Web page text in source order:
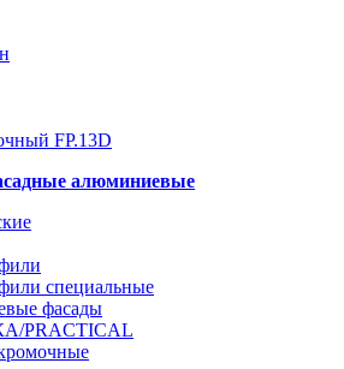
алюминиевые
специальные
фасады
PRACTICAL